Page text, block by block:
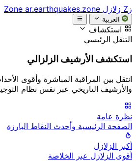
زZ زلازل Zone ar.earthquakes.zone
العربية
استكشاف
التنقل الرئيسي
استكشف الأرشيف الزلزالي
انتقل بين المراقبة المباشرة وأقوى
والأرشيف التاريخي عبر نفس نظام
نظرة عامة
الصفحة الرئيسية وأحدث النقاط البارزة
أكبر الزلازل
أقوى الزلازل عبر الخلاصة